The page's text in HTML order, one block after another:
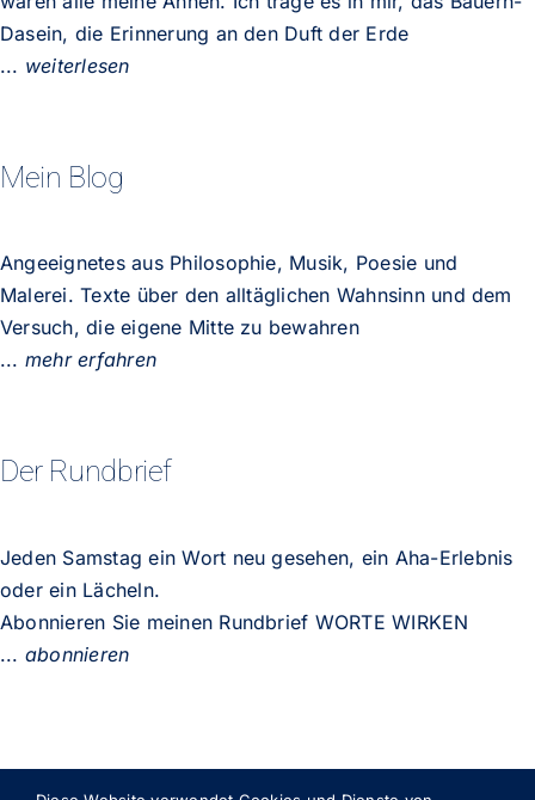
Dasein, die Erinnerung an den Duft der Erde
... weiterlesen
Mein Blog
Angeeignetes aus Philosophie, Musik, Poesie und
Malerei. Texte über den alltäglichen Wahnsinn und dem
Versuch, die eigene Mitte zu bewahren
... mehr erfahren
Der Rundbrief
Jeden Samstag ein Wort neu gesehen, ein Aha-Erlebnis
oder ein Lächeln.
Abonnieren Sie meinen Rundbrief WORTE WIRKEN
... abonnieren